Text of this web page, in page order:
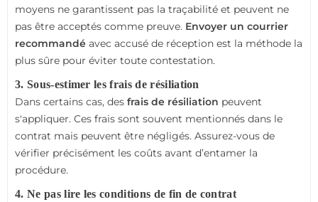
moyens ne garantissent pas la traçabilité et peuvent ne
pas être acceptés comme preuve. Envoyer un courrier
recommandé avec accusé de réception est la méthode la
plus sûre pour éviter toute contestation.
3. Sous-estimer les frais de résiliation
Dans certains cas, des frais de résiliation peuvent
s'appliquer. Ces frais sont souvent mentionnés dans le
contrat mais peuvent être négligés. Assurez-vous de
vérifier précisément les coûts avant d’entamer la
procédure.
4. Ne pas lire les conditions de fin de contrat